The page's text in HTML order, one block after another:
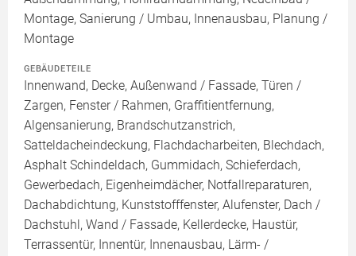
Montage, Sanierung / Umbau, Innenausbau, Planung /
Montage
GEBÄUDETEILE
Innenwand, Decke, Außenwand / Fassade, Türen /
Zargen, Fenster / Rahmen, Graffitientfernung,
Algensanierung, Brandschutzanstrich,
Satteldacheindeckung, Flachdacharbeiten, Blechdach,
Asphalt Schindeldach, Gummidach, Schieferdach,
Gewerbedach, Eigenheimdächer, Notfallreparaturen,
Dachabdichtung, Kunststofffenster, Alufenster, Dach /
Dachstuhl, Wand / Fassade, Kellerdecke, Haustür,
Terrassentür, Innentür, Innenausbau, Lärm- /